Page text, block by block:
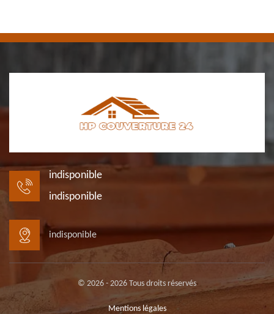
indisponible
indisponible
indisponible
© 2026 - 2026 Tous droits réservés
Mentions légales